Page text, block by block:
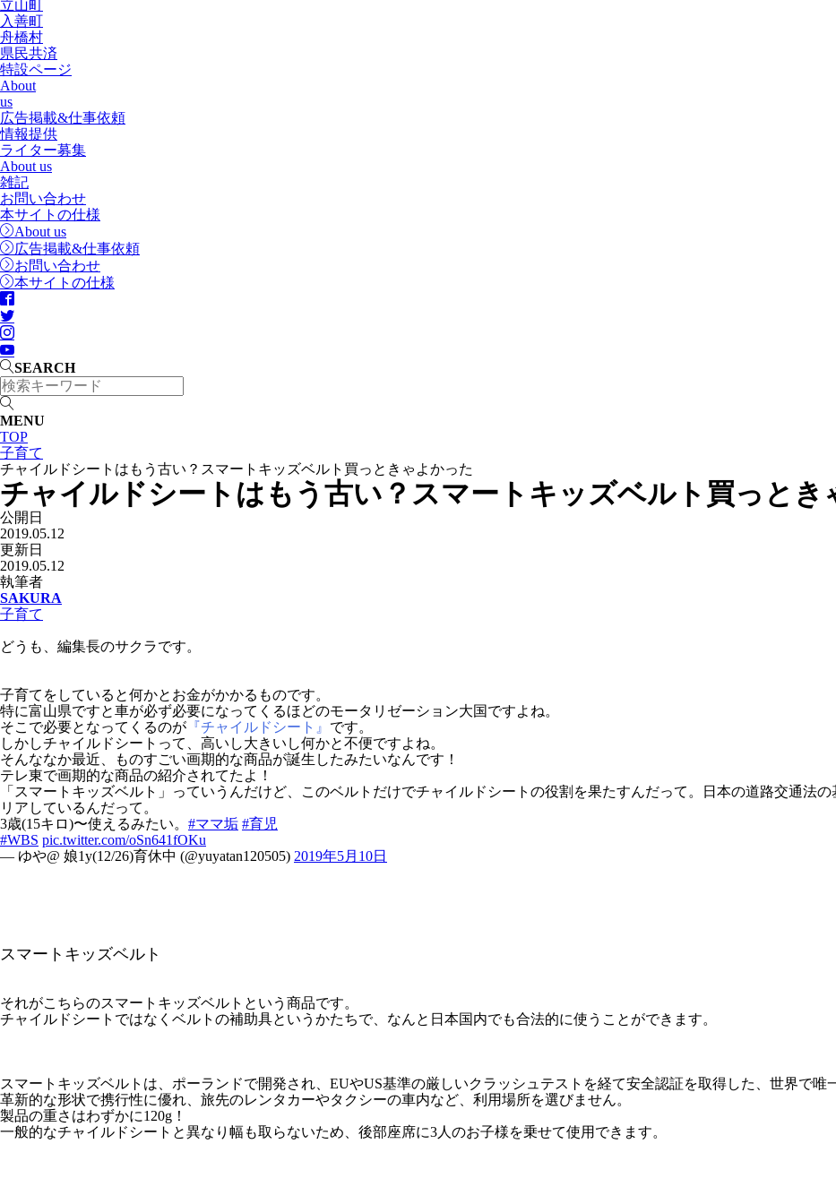
立山町
入善町
舟橋村
県民共済
特設ページ
About
us
広告掲載&仕事依頼
情報提供
ライター募集
About us
雑記
お問い合わせ
本サイトの仕様
About us
広告掲載&仕事依頼
お問い合わせ
本サイトの仕様
SEARCH
MENU
TOP
子育て
チャイルドシートはもう古い？スマートキッズベルト買っときゃよかった
チャイルドシートはもう古い？スマートキッズベルト買っとき
公開日
2019.05.12
更新日
2019.05.12
執筆者
SAKURA
子育て
どうも、編集長のサクラです。
子育てをしていると何かとお金がかかるものです。
特に富山県ですと車が必ず必要になってくるほどのモータリゼーション大国ですよね。
そこで必要となってくるのが 『チャイルドシート』 です。
しかしチャイルドシートって、高いし大きいし何かと不便ですよね。
そんななか最近、ものすごい画期的な商品が誕生したみたいなんです！
テレ東で画期的な商品の紹介されてたよ！
「スマートキッズベルト」っていうんだけど、このベルトだけでチャイルドシートの役割を果たすんだって。日本の道路交通法
リアしているんだって。
3歳(15キロ)〜使えるみたい。 #ママ垢 #育児
#WBS pic.twitter.com/oSn641fOKu
— ゆや@ 娘1y(12/26)育休中 (@yuyatan120505) 2019年5月10日
スマートキッズベルト
それがこちらのスマートキッズベルトという商品です。
チャイルドシートではなくベルトの補助具というかたちで、なんと日本国内でも合法的に使うことができます。
スマートキッズベルトは、ポーランドで開発され、EUやUS基準の厳しいクラッシュテストを経て安全認証を取得した、世界で唯
革新的な形状で携行性に優れ、旅先のレンタカーやタクシーの車内など、利用場所を選びません。
製品の重さはわずかに120g！
一般的なチャイルドシートと異なり幅も取らないため、後部座席に3人のお子様を乗せて使用できます。